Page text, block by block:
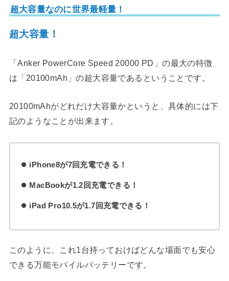
超大容量なのに世界最軽量！
超大容量！
「Anker PowerCore Speed 20000 PD」の最大の特徴
は「20100mAh」の超大容量であるということです。
20100mAhがどれだけ大容量かというと、具体的には下
記のようなことが出来ます。
iPhone8が7回充電できる！
MacBookが1.2回充電できる！
iPad Pro10.5が1.7回充電できる！
このように、これ1台持っておけばどんな場面でも安心
できる万能モバイルバッテリーです。